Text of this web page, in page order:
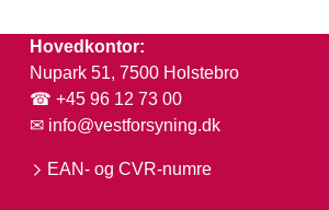
Hovedkontor:
Nupark 51, 7500 Holstebro
☎ +45 96 12 73 00
✉ info@vestforsyning.dk
EAN- og CVR-numre